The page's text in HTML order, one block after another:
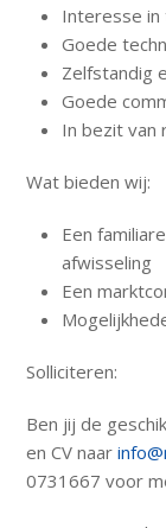
Interesse in
Goede
Zelfstandig
Goede
In bezit van
Wat bieden wij:
Een
afwisseling
Een
Solliciteren:
Ben jij de
en CV naar
0731667 voor